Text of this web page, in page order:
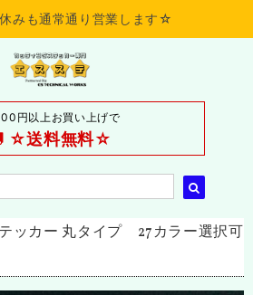
みも通常通り営業します☆
円以上お買い上げで
☆送料無料☆
ッカー 丸タイプ 27カラー選択可